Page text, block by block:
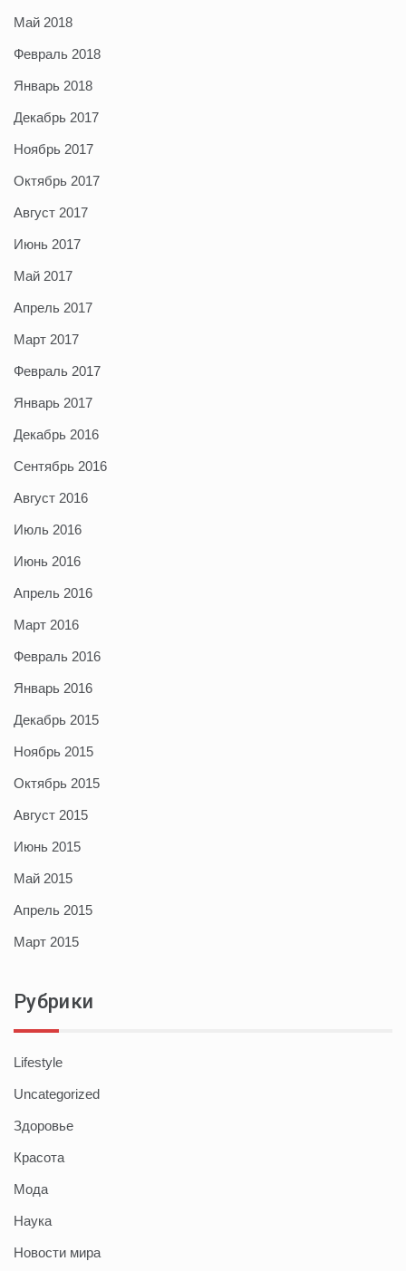
Май 2018
Февраль 2018
Январь 2018
Декабрь 2017
Ноябрь 2017
Октябрь 2017
Август 2017
Июнь 2017
Май 2017
Апрель 2017
Март 2017
Февраль 2017
Январь 2017
Декабрь 2016
Сентябрь 2016
Август 2016
Июль 2016
Июнь 2016
Апрель 2016
Март 2016
Февраль 2016
Январь 2016
Декабрь 2015
Ноябрь 2015
Октябрь 2015
Август 2015
Июнь 2015
Май 2015
Апрель 2015
Март 2015
Рубрики
Lifestyle
Uncategorized
Здоровье
Красота
Мода
Наука
Новости мира